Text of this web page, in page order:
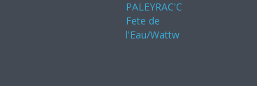
PALEYRAC'C
Fete de
l'Eau/Wattw